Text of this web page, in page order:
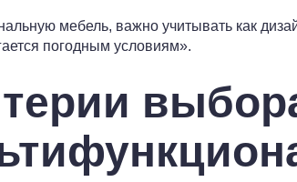
мебель, важно учитывать как
погодным условиям».